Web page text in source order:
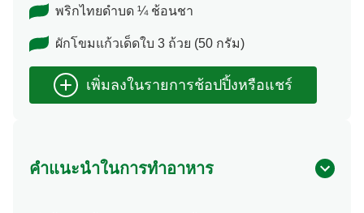
พริกไทยดำบด ¼ ช้อนชา
ผักโขมแก้วเด็ดใบ 3 ถ้วย (50 กรัม)
คำแนะนำในการทำอาหาร